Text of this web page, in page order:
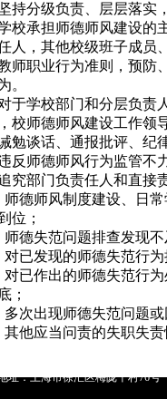
持分级负责、层层落实
校承担师德师风建设的
人，其他校级班子成员
师职业行为准则，预防
。
于学校部门和分层负责
校师德师风建设工作领
勉谈话、通报批评、纪
反师德师风行为监管不
究部门负责任人和直接
师德师风制度建设、日
位；
师德失范问题排查发现
对已发现的师德失范行
对已作出的师德失范行
；
多次出现师德失范问题
其他应当问责的失职失
址：上海市徐汇区梅陇十村76号